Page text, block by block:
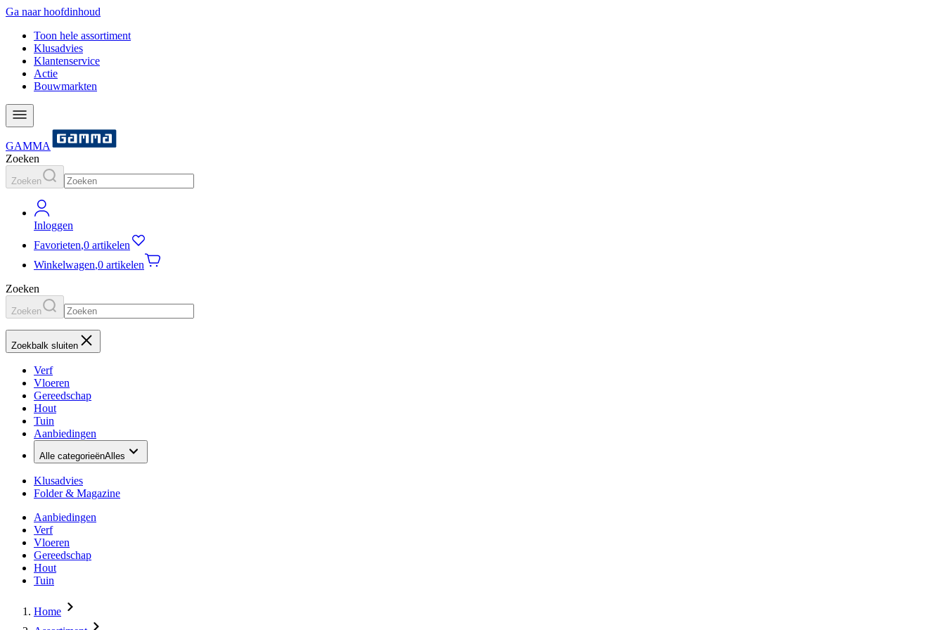
Ga naar hoofdinhoud
Toon hele assortiment
Klusadvies
Klantenservice
Actie
Bouwmarkten
GAMMA
Zoeken
Zoeken
Inloggen
Favorieten,0 artikelen
Winkelwagen,0 artikelen
Zoeken
Zoeken
Zoekbalk sluiten
Verf
Vloeren
Gereedschap
Hout
Tuin
Aanbiedingen
Alle categorieënAlles
Klusadvies
Folder & Magazine
Aanbiedingen
Verf
Vloeren
Gereedschap
Hout
Tuin
Home